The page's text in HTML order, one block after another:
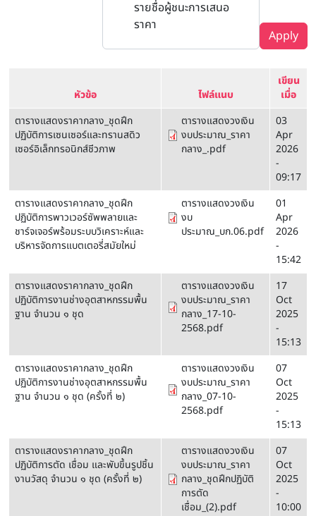
รายชื่อผู้ชนะการเสนอ
ราคา
Apply
หัวข้อ ไฟล์แนบ
เขียน
เมื่อ
ตารางแสดงราคากลาง_ชุดฝึก
ปฏิบัติการเซนเซอร์และทรานสดิว
เซอร์อิเล็กทรอนิกส์ชีวภาพ
ตารางแสดงวงเงิน
งบประมาณ_ราคา
กลาง_.pdf
03
Apr
2026
-
09:17
ตารางแสดงราคากลาง_ชุดฝึก
ปฏิบัติการพาวเวอร์ซัพพลายและ
ชาร์จเจอร์พร้อมระบบวิเคราะห์และ
บริหารจัดการแบตเตอรี่สมัยใหม่
ตารางแสดงวงเงิน
งบ
ประมาณ_บก.06.pdf
01
Apr
2026
-
15:42
ตารางแสดงราคากลาง_ชุดฝึก
ปฏิบัติการงานช่างอุตสาหกรรมพื้น
ฐาน จำนวน ๑ ชุด
ตารางแสดงวงเงิน
งบประมาณ_ราคา
กลาง_17-10-
2568.pdf
17
Oct
2025
-
15:13
ตารางแสดงราคากลาง_ชุดฝึก
ปฏิบัติการงานช่างอุตสาหกรรมพื้น
ฐาน จำนวน ๑ ชุด (ครั้งที่ ๒)
ตารางแสดงวงเงิน
งบประมาณ_ราคา
กลาง_07-10-
2568.pdf
07
Oct
2025
-
15:13
ตารางแสดงราคากลาง_ชุดฝึก
ปฏิบัติการตัด เชื่อม และพับขึ้นรูปชิ้น
งานวัสดุ จำนวน ๑ ชุด (ครั้งที่ ๒)
ตารางแสดงวงเงิน
งบประมาณ_ราคา
กลาง_ชุดฝึกปฏิบัติ
การตัด
เชื่อม_(2).pdf
07
Oct
2025
-
10:00